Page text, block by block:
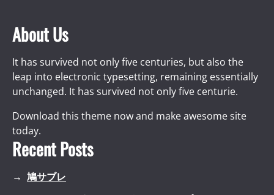
About Us
It has survived not only five centuries, but also the
leap into electronic typesetting, remaining essentially
unchanged. It has survived not only five centurie.
Download this theme now and make awesome site
today.
Recent Posts
鳩サブレ